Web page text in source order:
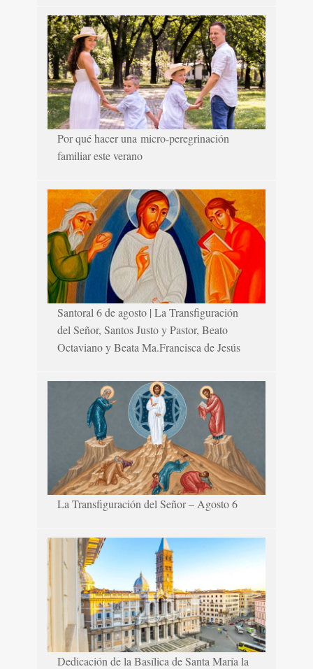
Por qué hacer una micro-peregrinación
familiar este verano
Santoral 6 de agosto | La Transfiguración
del Señor, Santos Justo y Pastor, Beato
Octaviano y Beata Ma.Francisca de Jesús
La Transfiguración del Señor – Agosto 6
Dedicación de la Basílica de Santa María la